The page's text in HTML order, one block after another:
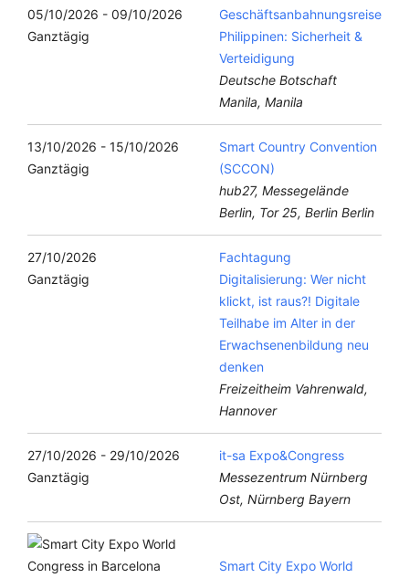
05/10/2026 - 09/10/2026
Ganztägig
Geschäftsanbahnungsreise
Philippinen: Sicherheit &
Verteidigung
Deutsche Botschaft
Manila, Manila
13/10/2026 - 15/10/2026
Ganztägig
Smart Country Convention
(SCCON)
hub27, Messegelände
Berlin, Tor 25, Berlin Berlin
27/10/2026
Ganztägig
Fachtagung
Digitalisierung: Wer nicht
klickt, ist raus?! Digitale
Teilhabe im Alter in der
Erwachsenenbildung neu
denken
Freizeitheim Vahrenwald,
Hannover
27/10/2026 - 29/10/2026
Ganztägig
it-sa Expo&Congress
Messezentrum Nürnberg
Ost, Nürnberg Bayern
Smart City Expo World